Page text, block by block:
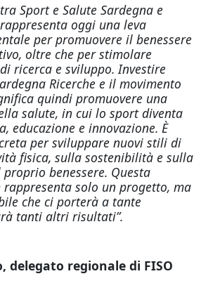
Sport e Salute Sardegna e
oggi una leva
per promuovere il benessere
oltre che per stimolare
ricerca e sviluppo. Investire
Ricerche e il movimento
quindi promuovere una
salute, in cui lo sport diventa
educazione e innovazione. È
per sviluppare nuovi stili di
fisica, sulla sostenibilità e sulla
benessere. Questa
solo un progetto, ma
che ci porterà a tante
tanti altri risultati”.
delegato regionale di FISO